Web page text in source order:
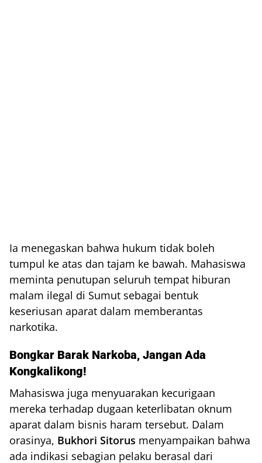
Ia menegaskan bahwa hukum tidak boleh
tumpul ke atas dan tajam ke bawah. Mahasiswa
meminta penutupan seluruh tempat hiburan
malam ilegal di Sumut sebagai bentuk
keseriusan aparat dalam memberantas
narkotika.
Bongkar Barak Narkoba, Jangan Ada
Kongkalikong!
Mahasiswa juga menyuarakan kecurigaan
mereka terhadap dugaan keterlibatan oknum
aparat dalam bisnis haram tersebut. Dalam
orasinya, Bukhori Sitorus menyampaikan bahwa
ada indikasi sebagian pelaku berasal dari